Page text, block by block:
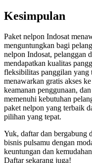
Kesimpulan
Paket nelpon Indosat
menguntungkan bagi
nelpon Indosat, pelanggan
mendapatkan kualitas
fleksibilitas panggilan
menawarkan gratis akses
keamanan penggunaan,
memenuhi kebutuhan
paket nelpon yang terbaik
pilihan yang tepat.
Yuk, daftar dan bergabung
bisnis pulsamu dengan
keuntungan dan
Daftar sekarang juga!